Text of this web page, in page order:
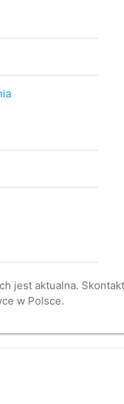
jest aktualna.
w Polsce.